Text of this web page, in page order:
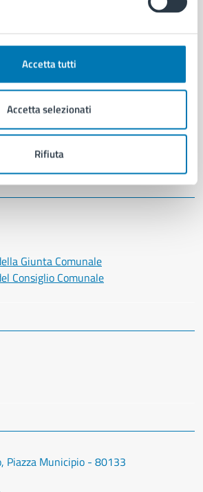
Accetta tutti
Accetta selezionati
Rifiuta
Giunta Comunale
Consiglio Comunale
Piazza Municipio - 80133